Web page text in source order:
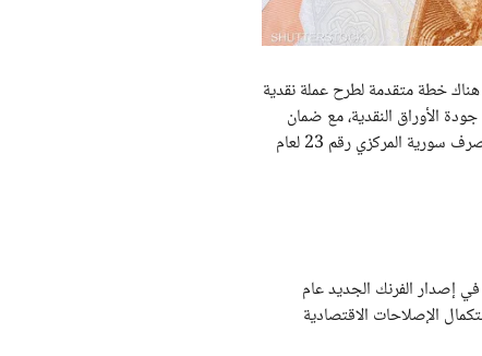
هناك خطة متقدمة لطرح عملة نقدية
الأوراق النقدية، مع ضمان
تلبية احتياجات السوق، موضحًا: “سيتم إدخال العملة الجديدة تدريجيًا وفق أحكام قانون مصرف سورية المركزي رقم 23 لعام
إصدار الفرنك الجديد عام
الإصلاحات الاقتصادية